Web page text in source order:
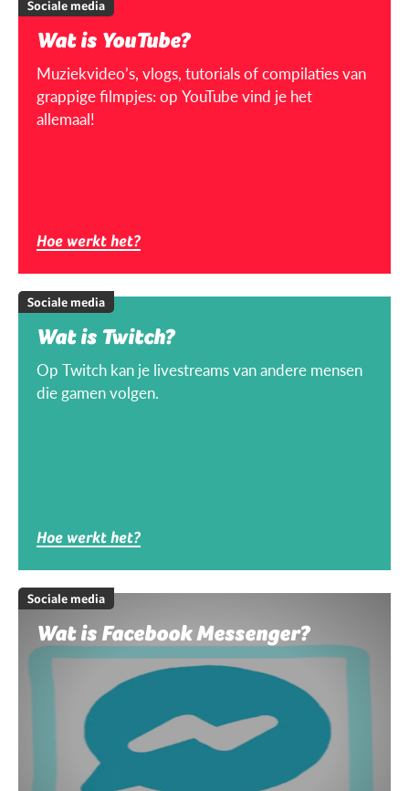
Sociale media
Wat is YouTube?
Muziekvideo’s, vlogs, tutorials of compilaties van
grappige filmpjes: op YouTube vind je het
allemaal!
Hoe werkt het?
Sociale media
Wat is Twitch?
Op Twitch kan je livestreams van andere mensen
die gamen volgen.
Hoe werkt het?
Sociale media
Wat is Facebook Messenger?